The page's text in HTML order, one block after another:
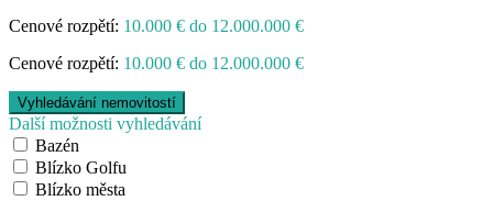
Cenové rozpětí: 10.000 € do 12.000.000 €
Cenové rozpětí: 10.000 € do 12.000.000 €
Další možnosti vyhledávání
Bazén
Blízko Golfu
Blízko města